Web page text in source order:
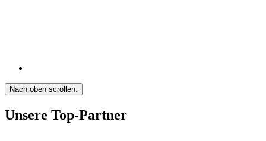
Nach oben scrollen.
Unsere Top-Partner